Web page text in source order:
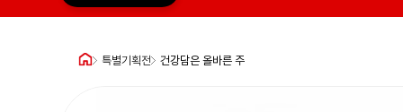
특별기획전 건강담은 올바른 주